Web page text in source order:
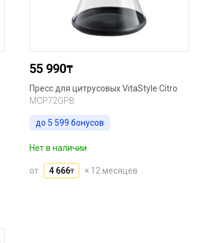
55 990₸
Пресс для цитрусовых VitaStyle Citro
MCP72GPB
до 5 599 бонусов
Нет в наличии
от 4 666₸ × 12 месяцев